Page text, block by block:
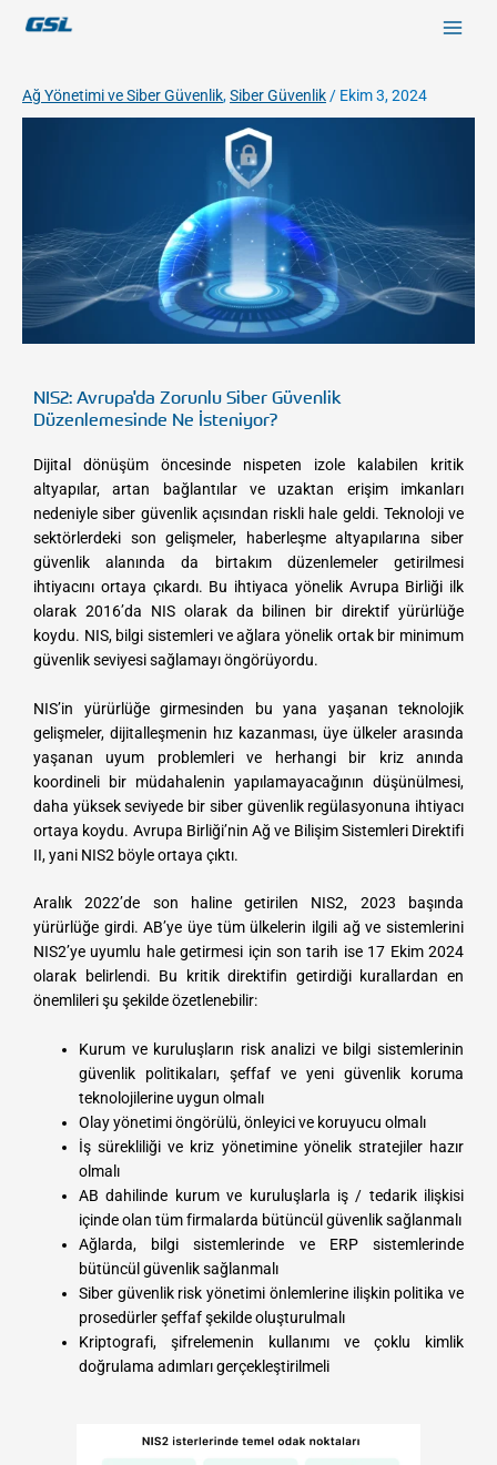
Ağ Yönetimi ve Siber Güvenlik,Siber Güvenlik / Ekim 3, 2024
NIS2: Avrupa'da Zorunlu Siber Güvenlik
Düzenlemesinde Ne İsteniyor?
Dijital dönüşüm öncesinde nispeten izole kalabilen kritik
altyapılar, artan bağlantılar ve uzaktan erişim imkanları
nedeniyle siber güvenlik açısından riskli hale geldi. Teknoloji ve
sektörlerdeki son gelişmeler, haberleşme altyapılarına siber
güvenlik alanında da birtakım düzenlemeler getirilmesi
ihtiyacını ortaya çıkardı. Bu ihtiyaca yönelik Avrupa Birliği ilk
olarak 2016’da NIS olarak da bilinen bir direktif yürürlüğe
koydu. NIS, bilgi sistemleri ve ağlara yönelik ortak bir minimum
güvenlik seviyesi sağlamayı öngörüyordu.
NIS’in yürürlüğe girmesinden bu yana yaşanan teknolojik
gelişmeler, dijitalleşmenin hız kazanması, üye ülkeler arasında
yaşanan uyum problemleri ve herhangi bir kriz anında
koordineli bir müdahalenin yapılamayacağının düşünülmesi,
daha yüksek seviyede bir siber güvenlik regülasyonuna ihtiyacı
ortaya koydu. Avrupa Birliği’nin Ağ ve Bilişim Sistemleri Direktifi
II, yani NIS2 böyle ortaya çıktı.
Aralık 2022’de son haline getirilen NIS2, 2023 başında
yürürlüğe girdi. AB’ye üye tüm ülkelerin ilgili ağ ve sistemlerini
NIS2’ye uyumlu hale getirmesi için son tarih ise 17 Ekim 2024
olarak belirlendi. Bu kritik direktifin getirdiği kurallardan en
önemlileri şu şekilde özetlenebilir:
Kurum ve kuruluşların risk analizi ve bilgi sistemlerinin
güvenlik politikaları, şeffaf ve yeni güvenlik koruma
teknolojilerine uygun olmalı
Olay yönetimi öngörülü, önleyici ve koruyucu olmalı
İş sürekliliği ve kriz yönetimine yönelik stratejiler hazır
olmalı
AB dahilinde kurum ve kuruluşlarla iş / tedarik ilişkisi
içinde olan tüm firmalarda bütüncül güvenlik sağlanmalı
Ağlarda, bilgi sistemlerinde ve ERP sistemlerinde
bütüncül güvenlik sağlanmalı
Siber güvenlik risk yönetimi önlemlerine ilişkin politika ve
prosedürler şeffaf şekilde oluşturulmalı
Kriptografi, şifrelemenin kullanımı ve çoklu kimlik
doğrulama adımları gerçekleştirilmeli
/
m
p
a
n
y
/
s
l
m
u
h
e
n
d
i
s
k
/
c
o
m
p
n
y
/
s
l
m
u
h
e
n
d
i
s
F
a
c
b
o
o
k
T
t
e
r
Y
u
b
e